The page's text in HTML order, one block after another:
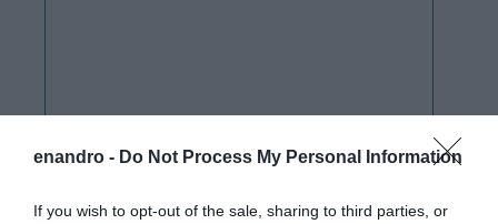
enandro - Do Not Process My Personal Information
If you wish to opt-out of the sale, sharing to third parties, or